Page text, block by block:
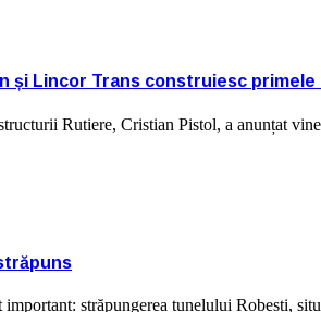
și Lincor Trans construiesc
Rutiere, Cristian Pistol, a anunțat
străpungerea tunelului Robești,